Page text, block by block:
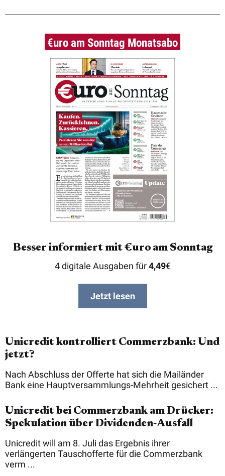
€uro am Sonntag Monatsabo
Besser informiert mit €uro am Sonntag
4 digitale Ausgaben für4,49€
Jetzt lesen
Unicredit kontrolliert Commerzbank: Und
jetzt?
Nach Abschluss der Offerte hat sich die Mailänder
Bank eine Hauptversammlungs-Mehrheit gesichert ...
Unicredit bei Commerzbank am Drücker:
Spekulation über Dividenden‑Ausfall
Unicredit will am 8. Juli das Ergebnis ihrer
verlängerten Tauschofferte für die Commerzbank
verm ...